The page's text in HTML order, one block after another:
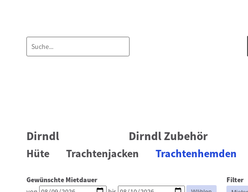
Dirndl Dirndl Zubehör
Hüte Trachtenjacken Trachtenhemden
Gewünschte Mietdauer Filter